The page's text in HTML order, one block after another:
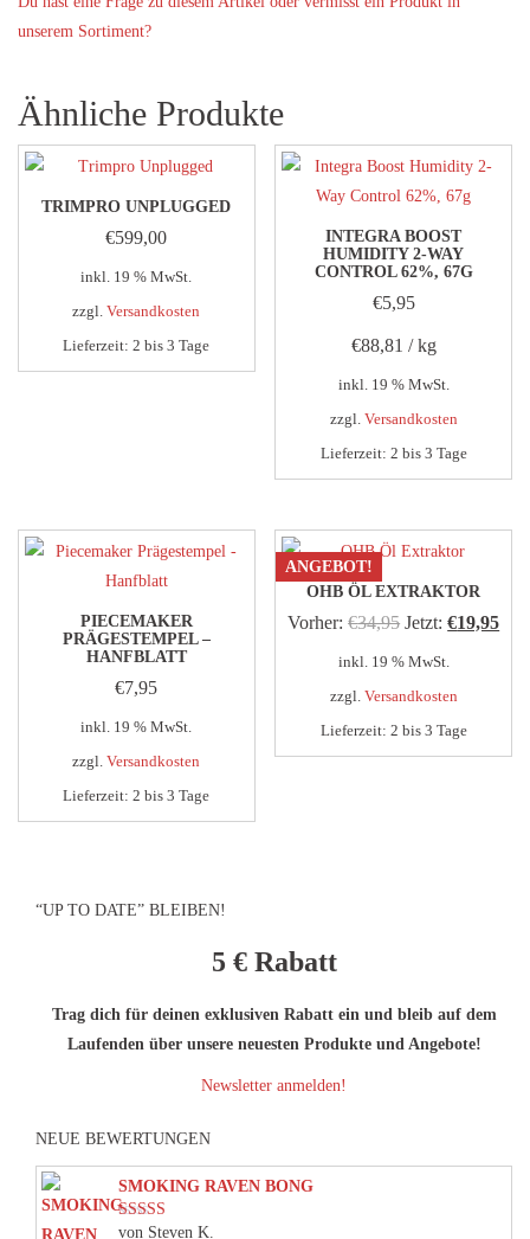
unserem Sortiment?
Ähnliche Produkte
TRIMPRO UNPLUGGED
€599,00
inkl. 19 % MwSt.
zzgl.Versandkosten
Lieferzeit:2 bis 3 Tage
INTEGRA BOOST
HUMIDITY 2-WAY
CONTROL 62%, 67G
€5,95
€88,81 /kg
inkl. 19 % MwSt.
zzgl. Versandkosten
Lieferzeit: 2 bis 3 Tage
PIECEMAKER
PRÄGESTEMPEL –
HANFBLATT
€7,95
inkl. 19 % MwSt.
zzgl.Versandkosten
Lieferzeit:2 bis 3 Tage
ANGEBOT!
OHB ÖL EXTRAKTOR
Vorher: €34,95 Ursprünglicher
Preis
war:
€34,95
Jetzt: €19,95
inkl. 19 % MwSt.
zzgl. Versandkosten
Lieferzeit: 2 bis 3 Tage
“UP TO DATE” BLEIBEN!
5 € Rabatt
Trag dich für deinen exklusiven Rabatt ein und bleib auf dem
Laufenden über unsere neuesten Produkte und Angebote!
Newsletter anmelden!
NEUE BEWERTUNGEN
SMOKING RAVEN BONG
Bewertet mit
von Steven K.